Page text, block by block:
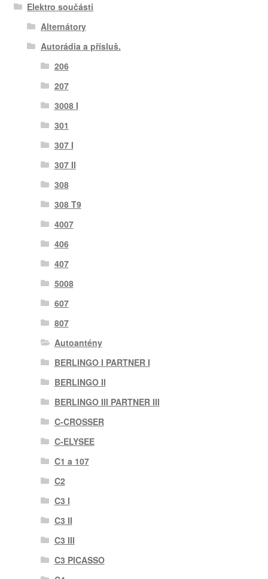
Elektro součásti
Alternátory
Autorádia a přísluš.
206
207
3008 I
301
307 I
307 II
308
308 T9
4007
406
407
5008
607
807
Autoantény
BERLINGO I PARTNER I
BERLINGO II
BERLINGO III PARTNER III
C-CROSSER
C-ELYSEE
C1 a 107
C2
C3 I
C3 II
C3 III
C3 PICASSO